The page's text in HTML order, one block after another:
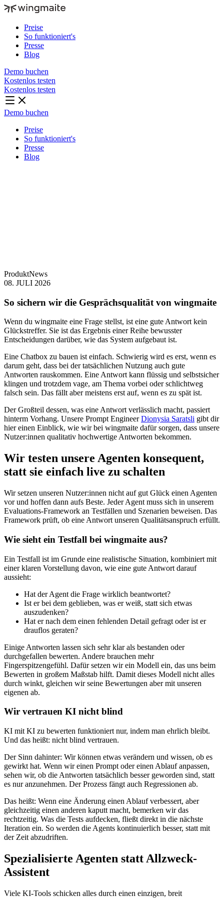
Preise
So funktioniert's
Presse
Blog
Demo buchen
Kostenlos testen
Kostenlos testen
Demo buchen
Preise
So funktioniert's
Presse
Blog
ProduktNews
08. JULI 2026
So sichern wir die Gesprächsqualität von wingmaite
Wenn du wingmaite eine Frage stellst, ist eine gute Antwort kein
Glückstreffer. Sie ist das Ergebnis einer Reihe bewusster
Entscheidungen darüber, wie das System aufgebaut ist.
Eine Chatbox zu bauen ist einfach. Schwierig wird es erst, wenn es
darum geht, dass bei der tatsächlichen Nutzung auch gute
Antworten rauskommen. Eine Antwort kann flüssig und selbstsicher
klingen und trotzdem vage, am Thema vorbei oder schlichtweg
falsch sein. Das fällt aber meistens erst auf, wenn es zu spät ist.
Der Großteil dessen, was eine Antwort verlässlich macht, passiert
hinterm Vorhang. Unsere Prompt EngineerDionysia Saratsli gibt dir
hier einen Einblick, wie wir bei wingmaite dafür sorgen, dass unsere
Nutzer:innen qualitativ hochwertige Antworten bekommen.
Wir testen unsere Agenten konsequent,
statt sie einfach live zu schalten
Wir setzen unseren Nutzer:innen nicht auf gut Glück einen Agenten
vor und hoffen dann aufs Beste. Jeder Agent muss sich in unserem
Evaluations-Framework an Testfällen und Szenarien beweisen. Das
Framework prüft, ob eine Antwort unseren Qualitätsanspruch erfüllt.
Wie sieht ein Testfall bei wingmaite aus?
Ein Testfall ist im Grunde eine realistische Situation, kombiniert mit
einer klaren Vorstellung davon, wie eine gute Antwort darauf
aussieht:
Hat der Agent die Frage wirklich beantwortet?
Ist er bei dem geblieben, was er weiß, statt sich etwas
auszudenken?
Hat er nach dem einen fehlenden Detail gefragt oder ist er
drauflos geraten?
Einige Antworten lassen sich sehr klar als bestanden oder
durchgefallen bewerten. Andere brauchen mehr
Fingerspitzengefühl. Dafür setzen wir ein Modell ein, das uns beim
Bewerten in großem Maßstab hilft. Damit dieses Modell nicht alles
durch winkt, gleichen wir seine Bewertungen aber mit unseren
eigenen ab.
Wir vertrauen KI nicht blind
KI mit KI zu bewerten funktioniert nur, indem man ehrlich bleibt.
Und das heißt: nicht blind vertrauen.
Der Sinn dahinter: Wir können etwas verändern und wissen, ob es
gewirkt hat. Wenn wir einen Prompt oder einen Ablauf anpassen,
sehen wir, ob die Antworten tatsächlich besser geworden sind, statt
es nur anzunehmen. Der Prozess fängt auch Regressionen ab.
Das heißt: Wenn eine Änderung einen Ablauf verbessert, aber
gleichzeitig einen anderen kaputt macht, bemerken wir das
rechtzeitig. Was die Tests aufdecken, fließt direkt in die nächste
Iteration ein. So werden die Agents kontinuierlich besser, statt mit
der Zeit abzudriften.
Spezialisierte Agenten statt Allzweck-
Assistent
Viele KI-Tools schicken alles durch einen einzigen, breit